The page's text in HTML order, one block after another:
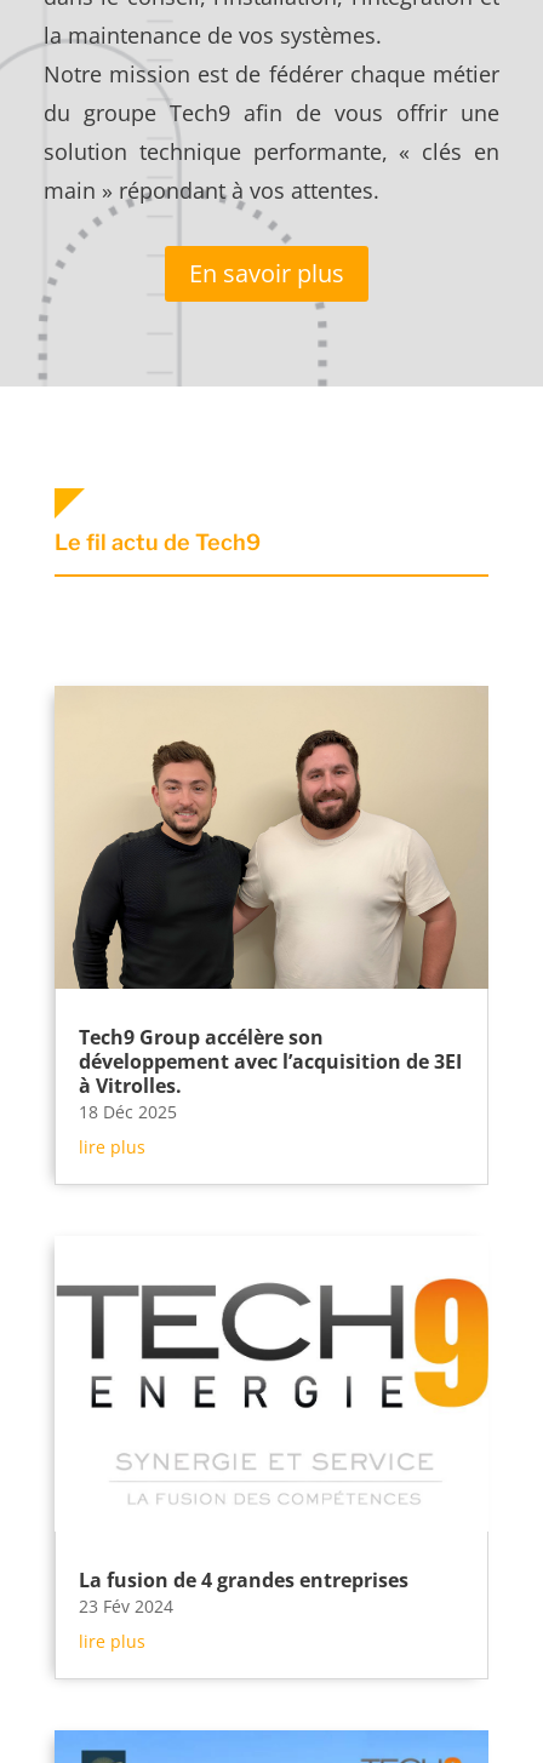
la maintenance de vos systèmes.
Notre mission est de fédérer chaque métier
du groupe Tech9 afin de vous offrir une
solution technique performante, « clés en
main » répondant à vos attentes.
En savoir plus
Le fil actu de Tech9
Tech9 Group accélère son
développement avec l’acquisition de 3EI
à Vitrolles.
18 Déc 2025
lire plus
La fusion de 4 grandes entreprises
23 Fév 2024
lire plus